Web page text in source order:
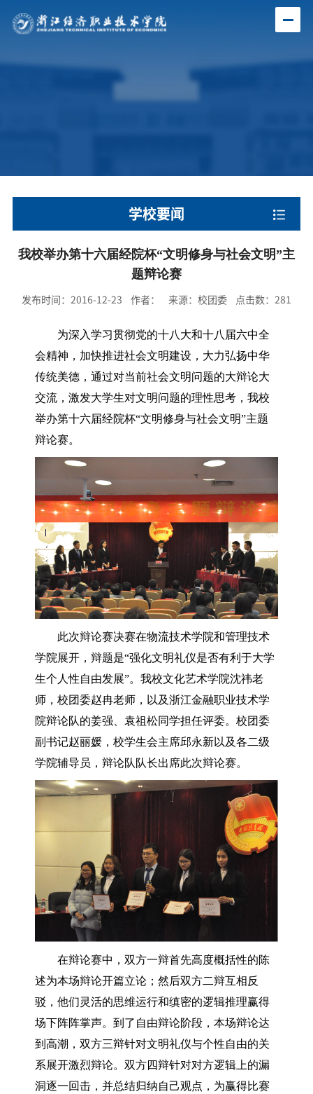
学校要闻
我校举办第十六届经院杯“文明修身与社会文明”主
题辩论赛
发布时间：2016-12-23 作者： 来源：校团委 点击数： 281
为深入学习贯彻党的十八大和十八届六中全
会精神，加快推进社会文明建设，大力弘扬中华
传统美德，通过对当前社会文明问题的大辩论大
交流，激发大学生对文明问题的理性思考，我校
举办第十六届经院杯“文明修身与社会文明”主题
辩论赛。
此次辩论赛决赛在物流技术学院和管理技术
学院展开，辩题是“强化文明礼仪是否有利于大学
生个人性自由发展”。我校文化艺术学院沈祎老
师，校团委赵冉老师，以及浙江金融职业技术学
院辩论队的姜强、袁祖松同学担任评委。校团委
副书记赵丽媛，校学生会主席邱永新以及各二级
学院辅导员，辩论队队长出席此次辩论赛。
在辩论赛中，双方一辩首先高度概括性的陈
述为本场辩论开篇立论；然后双方二辩互相反
驳，他们灵活的思维运行和缜密的逻辑推理赢得
场下阵阵掌声。到了自由辩论阶段，本场辩论达
到高潮，双方三辩针对文明礼仪与个性自由的关
系展开激烈辩论。双方四辩针对对方逻辑上的漏
洞逐一回击，并总结归纳自己观点，为赢得比赛